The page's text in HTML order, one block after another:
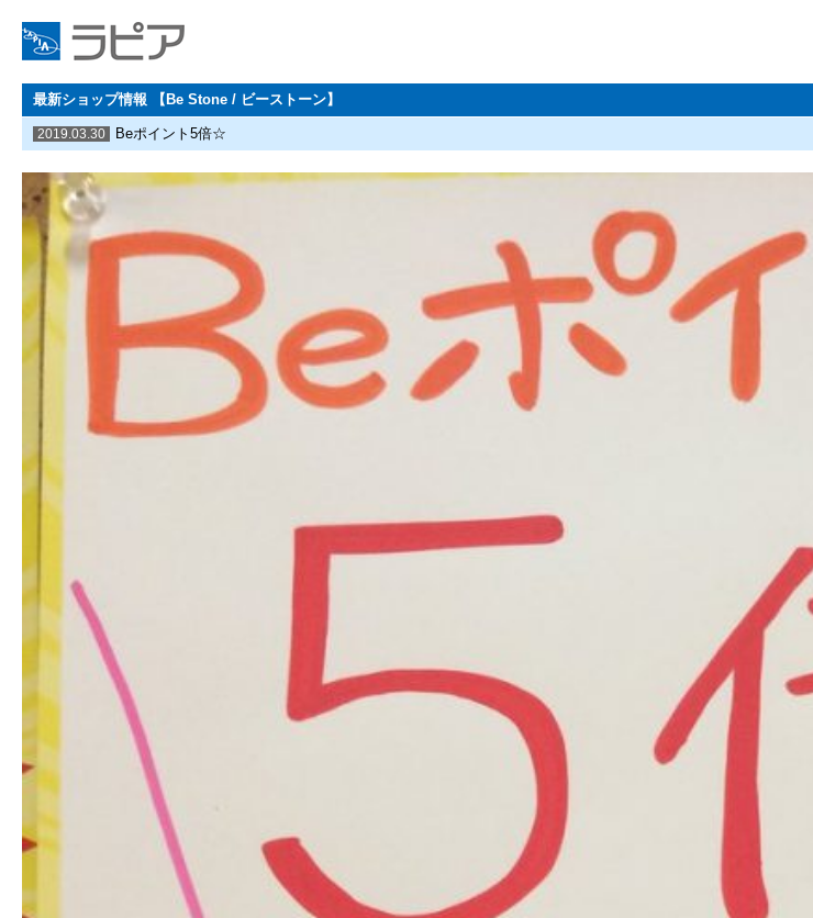
最新ショップ情報 【Be Stone / ビーストーン】
2019.03.30 Beポイント5倍☆